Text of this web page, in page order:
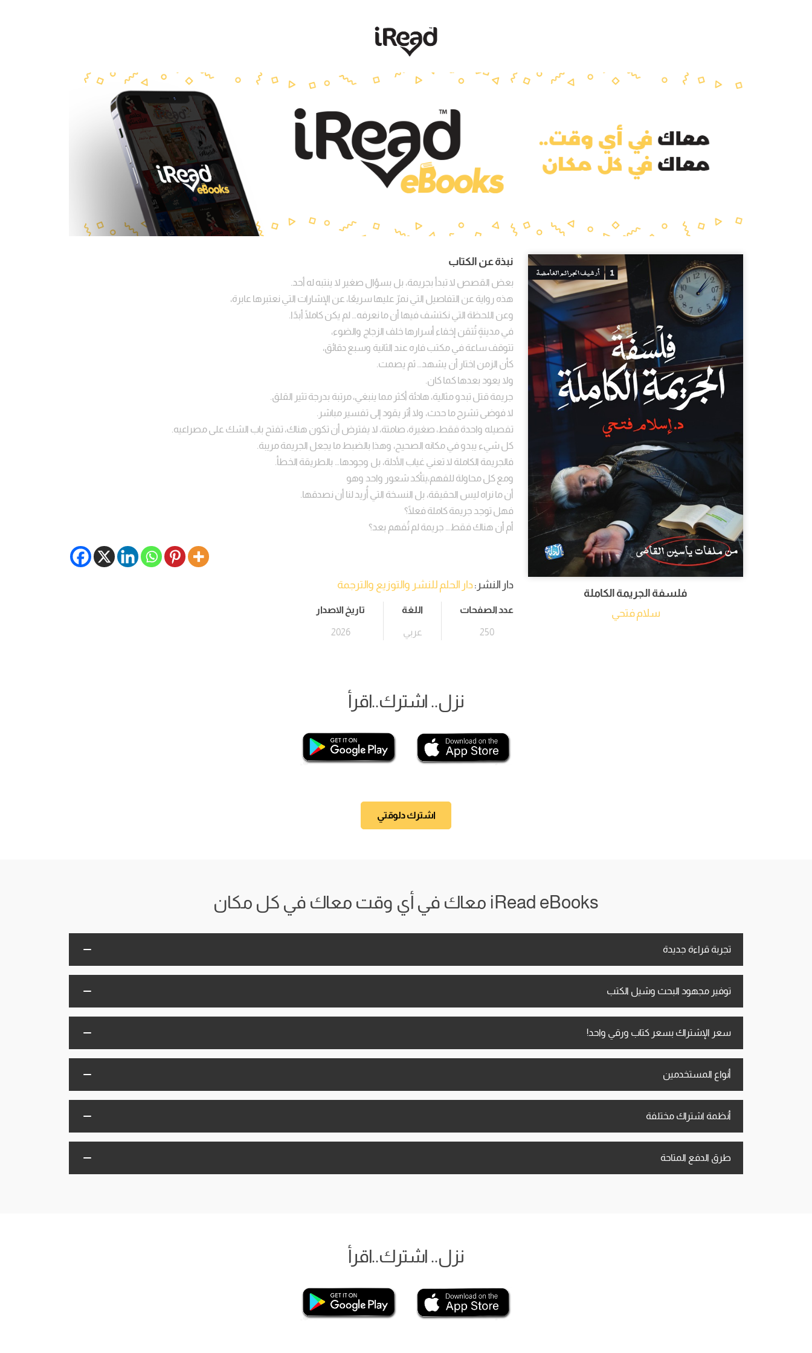
فلسفة الجريمة الكاملة
سلام فتحي
نبذة عن الكتاب
بعض القصص لا تبدأ بجريمة، بل بسؤال صغير لا ينتبه له أحد.
هذه رواية عن التفاصيل التي نمرّ عليها سريعًا، عن الإشارات التي نعتبرها عابرة،
وعن اللحظة التي نكتشف فيها أن ما نعرفه… لم يكن كاملًا أبدًا.
في مدينةٍ تُتقن إخفاء أسرارها خلف الزجاج والضوء،
تتوقف ساعة في مكتب فاره عند الثانية وسبع دقائق،
كأن الزمن اختار أن يشهد… ثم يصمت.
ولا يعود بعدها كما كان.
جريمة قتل تبدو مثالية، هادئة أكثر مما ينبغي، مرتبة بدرجة تثير القلق.
لا فوضى تشرح ما حدث، ولا أثر يقود إلى تفسير مباشر.
تفصيله واحدة فقط، صغيرة، صامتة، لا يفترض أن تكون هناك، تفتح باب الشك على مصراعيه.
كل شيء يبدو في مكانه الصحيح، وهذا بالضبط ما يجعل الجريمة مريبة.
فالجريمة الكاملة لا تعني غياب الأدلة، بل وجودها… بالطريقة الخطأ.
ومع كل محاولة للفهم،يتأكد شعور واحد وهو
أن ما نراه ليس الحقيقة، بل النسخة التي أُريد لنا أن نصدقها.
فهل توجد جريمة كاملة فعلًا؟
أم أن هناك فقط… جريمة لم تُفهم بعد؟
دار النشر:دار الحلم للنشر والتوزيع والترجمة
عدد الصفحات
250
اللغة
عربي
تاريخ الاصدار
2026
نزل.. اشترك..اقرأ
اشترك دلوقتي
iRead eBooks معاك في أي وقت معاك في كل مكان
تجربة قراءة جديدة
توفير مجهود البحث وشيل الكتب
سعر الإشتراك بسعر كتاب ورقي واحد!
أنواع المستخدمين
أنظمة اشتراك مختلفة
طرق الدفع المتاحة
نزل.. اشترك..اقرأ